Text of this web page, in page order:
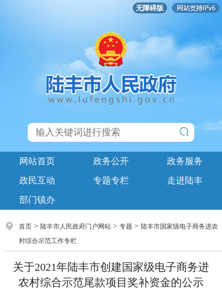
无障碍版
网站首页 政务公开
政务服务
政民互动
专题专栏
走进陆丰
部门镇办
首页> 陆丰市人民政府门户网站> 专题 > 陆丰市国家级电子商务进农
村综合示范工作专栏
关于2021年陆丰市创建国家级电子商务进
农村综合示范尾款项目奖补资金的公示